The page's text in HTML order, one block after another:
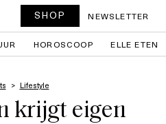
SHOP NEWSLETTER
HOROSCOOP ELLE ETEN
Lifestyle
krijgt eigen